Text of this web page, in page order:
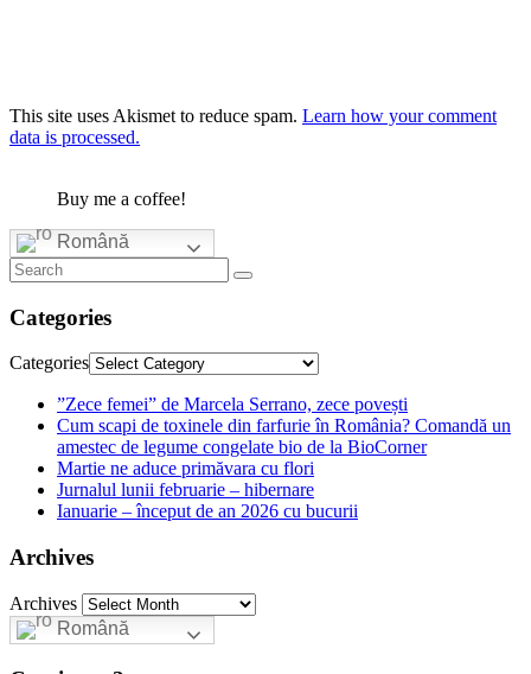
This site uses Akismet to reduce spam. Learn how your comment
data is processed.
Buy me a coffee!
Română
Categories
Categories
”Zece femei” de Marcela Serrano, zece povești
Cum scapi de toxinele din farfurie în România? Comandă un
amestec de legume congelate bio de la BioCorner
Martie ne aduce primăvara cu flori
Jurnalul lunii februarie – hibernare
Ianuarie – început de an 2026 cu bucurii
Archives
Archives
Română